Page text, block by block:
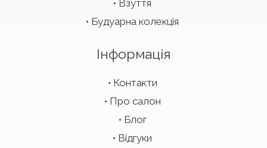
Взуття
Будуарна колекція
Інформація
Контакти
Про салон
Блог
Відгуки